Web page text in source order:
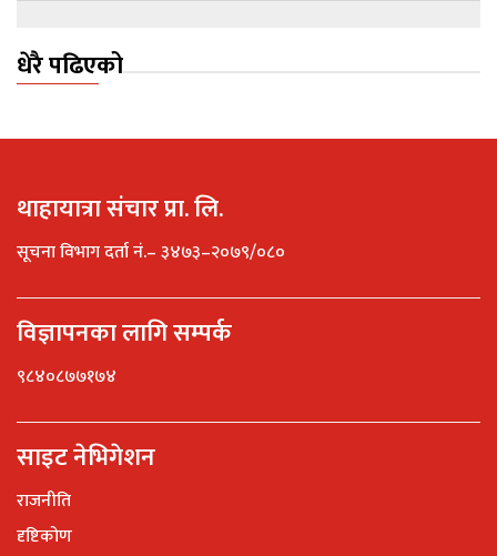
धेरै पढिएको
थाहायात्रा संचार प्रा. लि.
सूचना विभाग दर्ता नं.– ३४७३–२०७९/०८०
विज्ञापनका लागि सम्पर्क
९८४०८७७१७४
साइट नेभिगेशन
राजनीति
दृष्टिकोण